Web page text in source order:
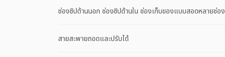
ช่องซิปด้านนอก ช่องซิปด้านใน ช่องเก็บของแบบสอดหลายช่อง
สายสะพายถอดและปรับได้